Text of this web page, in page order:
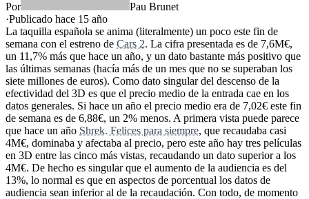
Por
Pau Brunet
·Publicado hace 15 año
La taquilla española se anima (literalmente) un poco este fin de
semana con el estreno de Cars 2. La cifra presentada es de 7,6M€,
un 11,7% más que hace un año, y un dato bastante más positivo que
las últimas semanas (hacía más de un mes que no se superaban los
siete millones de euros). Como dato singular del descenso de la
efectividad del 3D es que el precio medio de la entrada cae en los
datos generales. Si hace un año el precio medio era de 7,02€ este fin
de semana es de 6,88€, un 2% menos. A primera vista puede parece
que hace un año Shrek. Felices para siempre, que recaudaba casi
4M€, dominaba y afectaba al precio, pero este año hay tres películas
en 3D entre las cinco más vistas, recaudando un dato superior a los
4M€. De hecho es singular que el aumento de la audiencia es del
13%, lo normal es que en aspectos de porcentual los datos de
audiencia sean inferior al de la recaudación. Con todo, de momento